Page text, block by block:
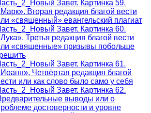
Завет. Картинка 59.
Вторая редакция благой вести
«священный» евангельский плагиат
Завет. Картинка 60.
Третья редакция благой вести
«священные» призывы побольше
Завет. Картинка 61.
Четвёртая редакция благой
или как слово было само у себя
Завет. Картинка 62.
выводы или о
достоверности и уровне